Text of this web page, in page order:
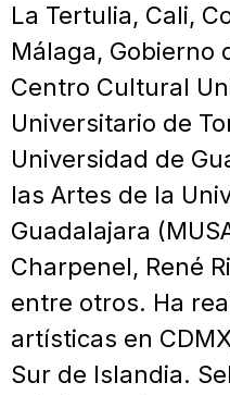
La Tertulia, Cali,
Málaga, Gobierno
Centro Cultural
Universitario de
Universidad de
las Artes de la
Guadalajara
Charpenel, René
entre otros. Ha
artísticas en
Sur de Islandia.